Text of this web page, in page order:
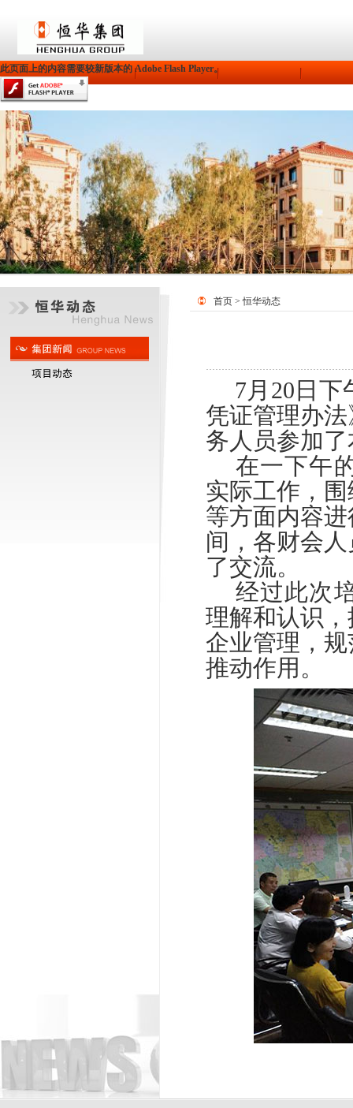
此页面上的内容需要较新版本的 Adobe Flash Player。
首页 >恒华动态
7月20日
凭证管理办
务人员参加
在一下午
实际工作，
等方面内容
间，各财会
了交流。
经过此次
理解和认识
企业管理，
推动作用。